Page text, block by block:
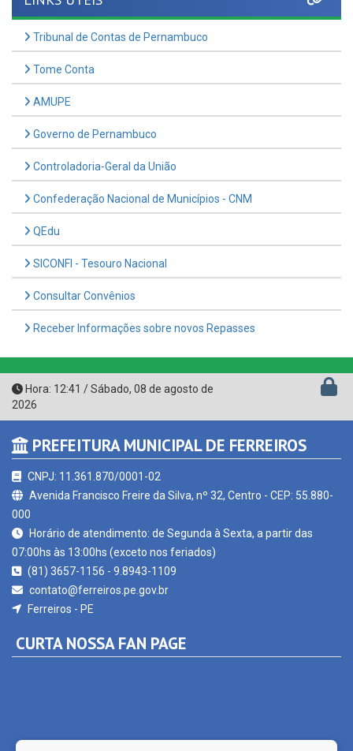
Tribunal de Contas de Pernambuco
Tome Conta
AMUPE
Governo de Pernambuco
Controladoria-Geral da União
Confederação Nacional de Municípios - CNM
QEdu
SICONFI - Tesouro Nacional
Consultar Convênios
Receber Informações sobre novos Repasses
Hora:12:41/Sábado,08 de agosto de
2026
PREFEITURA MUNICIPAL DE FERREIROS
CNPJ: 11.361.870/0001-02
000
Horário de atendimento: de Segunda à Sexta, a partir das
contato@ferreiros.pe.gov.br
Ferreiros - PE
CURTA NOSSA FAN PAGE